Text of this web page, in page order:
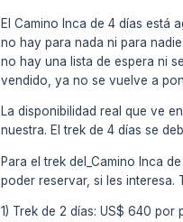
El Camino Inca de 4 días está
no hay para nada ni para
no hay una lista de espera ni
vendido, ya no se vuelve a
La disponibilidad real que ve
nuestra. El trek de 4 días se
Para el trek del_Camino Inca
poder reservar, si les interesa.
1) Trek de 2 días: US$ 640